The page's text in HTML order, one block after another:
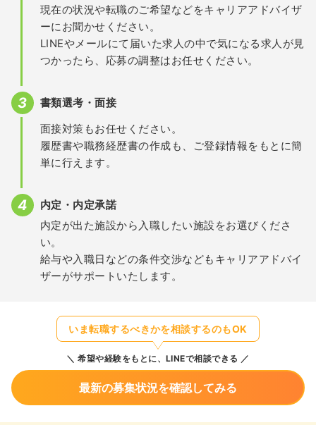
現在の状況や転職のご希望などをキャリアアドバイザ
ーにお聞かせください。
LINEやメールにて届いた求人の中で気になる求人が見
つかったら、応募の調整はお任せください。
書類選考・面接
面接対策もお任せください。
履歴書や職務経歴書の作成も、ご登録情報をもとに簡
単に行えます。
内定・内定承諾
内定が出た施設から入職したい施設をお選びくださ
い。
給与や入職日などの条件交渉などもキャリアアドバイ
ザーがサポートいたします。
いま転職するべきかを相談するのもOK
希望や経験をもとに、LINEで相談できる
最新の募集状況を確認してみる